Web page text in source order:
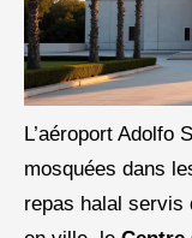
L’aéroport Adolfo
mosquées dans
repas halal servis